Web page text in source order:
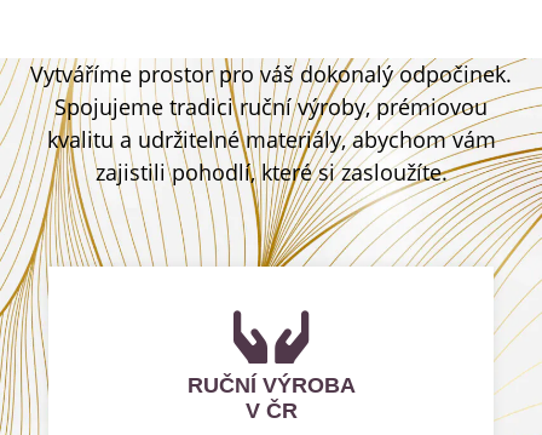
Vytváříme prostor pro váš dokonalý odpočinek.
Spojujeme tradici ruční výroby, prémiovou
kvalitu a udržitelné materiály, abychom vám
zajistili pohodlí, které si zasloužíte.
RUČNÍ VÝROBA
V ČR